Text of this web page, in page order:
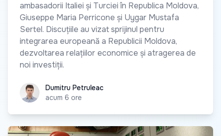
ambasadorii Italiei și Turciei în Republica Moldova,
Giuseppe Maria Perricone și Uygar Mustafa
Sertel. Discuțiile au vizat sprijinul pentru
integrarea europeană a Republicii Moldova,
dezvoltarea relațiilor economice și atragerea de
noi investiții.
Dumitru Petruleac
Dumitru Petruleac
acum 6 ore